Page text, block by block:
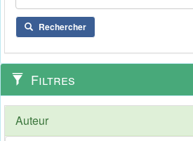
Rechercher
Filtres
Auteur